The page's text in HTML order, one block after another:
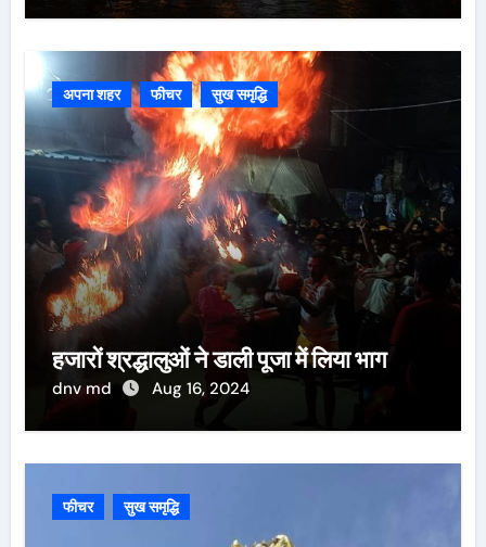
अपना शहर फीचर सुख समृद्धि
हजारों श्रद्धालुओं ने डाली पूजा में लिया भाग
dnv md Aug 16, 2024
फीचर सुख समृद्धि